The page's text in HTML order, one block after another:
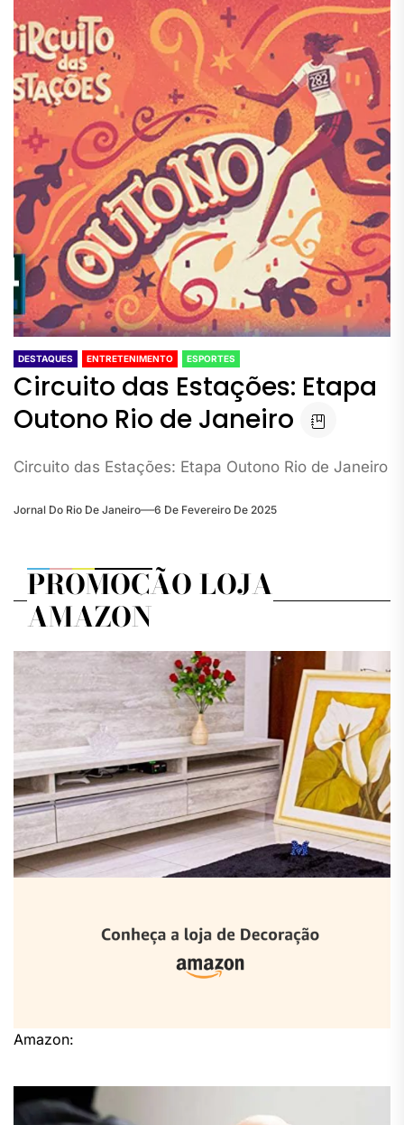
DESTAQUES ENTRETENIMENTO ESPORTES
Circuito das Estações: Etapa
Outono Rio de Janeiro
Circuito das Estações: Etapa Outono Rio de Janeiro
Jornal Do Rio De Janeiro 6 De Fevereiro De 2025
PROMOÇÃO LOJA
AMAZON
Amazon: